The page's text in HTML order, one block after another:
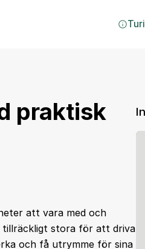
praktisk
att vara med och
tillräckligt stora för att driva
och få utrymme för sina